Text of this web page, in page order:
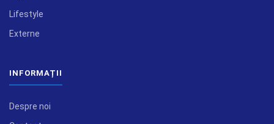
Lifestyle
Externe
INFORMAȚII
Despre noi